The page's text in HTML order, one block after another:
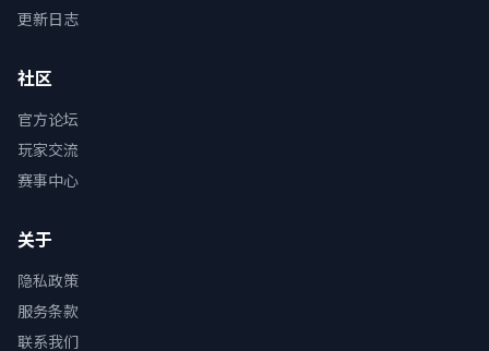
更新日志
社区
官方论坛
玩家交流
赛事中心
关于
隐私政策
服务条款
联系我们